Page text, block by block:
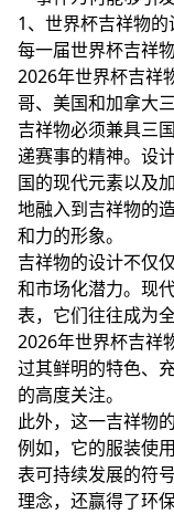
1、世界杯吉祥物
每一届世界杯吉祥
2026年世界杯吉祥
哥、美国和加拿大
吉祥物必须兼具三
递赛事的精神。设
国的现代元素以及
地融入到吉祥物的
和力的形象。
吉祥物的设计不仅
和市场化潜力。现
表，它们往往成为
2026年世界杯吉祥
过其鲜明的特色、
的高度关注。
此外，这一吉祥物
例如，它的服装使
表可持续发展的符
理念，还赢得了环